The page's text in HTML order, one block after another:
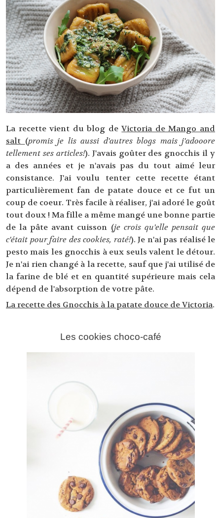
La recette vient du blog deVictoria de Mango and
salt (promis je lis aussi d'autres blogs mais j'adooore
tellement ses articles!). J'avais goûter des gnocchis il y
a des années et je n'avais pas du tout aimé leur
consistance. J'ai voulu tenter cette recette étant
particulièrement fan de patate douce et ce fut un
coup de coeur. Très facile à réaliser, j'ai adoré le goût
tout doux ! Ma fille a même mangé une bonne partie
de la pâte avant cuisson (je crois qu'elle pensait que
c'était pour faire des cookies, raté!). Je n'ai pas réalisé le
pesto mais les gnocchis à eux seuls valent le détour.
Je n'ai rien changé à la recette, sauf que j'ai utilisé de
la farine de blé et en quantité supérieure mais cela
dépend de l'absorption de votre pâte.
La recette des Gnocchis à la patate douce de Victoria.
Les cookies choco-café